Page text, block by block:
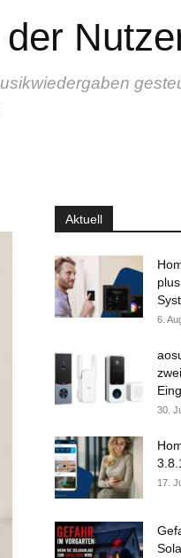
Aktuell
6.
30.
17.